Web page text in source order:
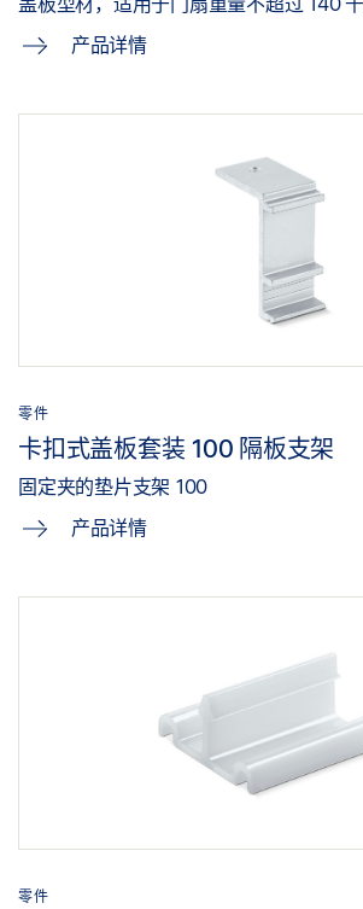
产品详情
零件
卡扣式盖板套装 100 隔板支架
固定夹的垫片支架 100
产品详情
零件